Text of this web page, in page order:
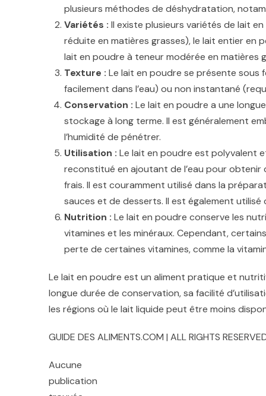
plusieurs méthodes de déshydratation,
Variétés : Il existe plusieurs variétés de lait
réduite en matières grasses), le lait entier en
lait en poudre à teneur modérée en matières
Texture : Le lait en poudre se présente sous
facilement dans l’eau) ou non instantané
Conservation : Le lait en poudre a une
stockage à long terme. Il est généralement
l’humidité de pénétrer.
Utilisation : Le lait en poudre est polyvalent
reconstitué en ajoutant de l’eau pour
frais. Il est couramment utilisé dans la
sauces et de desserts. Il est également
Nutrition : Le lait en poudre conserve les
vitamines et les minéraux. Cependant,
perte de certaines vitamines, comme la
Le lait en poudre est un aliment pratique et
longue durée de conservation, sa facilité
les régions où le lait liquide peut être moins
GUIDE DES ALIMENTS.COM | ALL RIGHTS
Aucune
publication